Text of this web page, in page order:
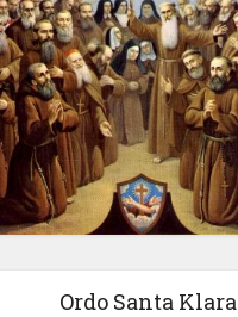
Ordo Santa Klara